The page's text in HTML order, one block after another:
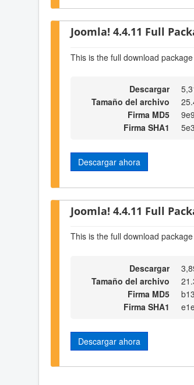
Joomla! 4.4.11 Full
This is the full download
Descargar
Tamaño del archivo
Firma MD5
Firma SHA1
Descargar ahora
Joomla! 4.4.11 Full
This is the full download
Descargar
Tamaño del archivo
Firma MD5
Firma SHA1
Descargar ahora